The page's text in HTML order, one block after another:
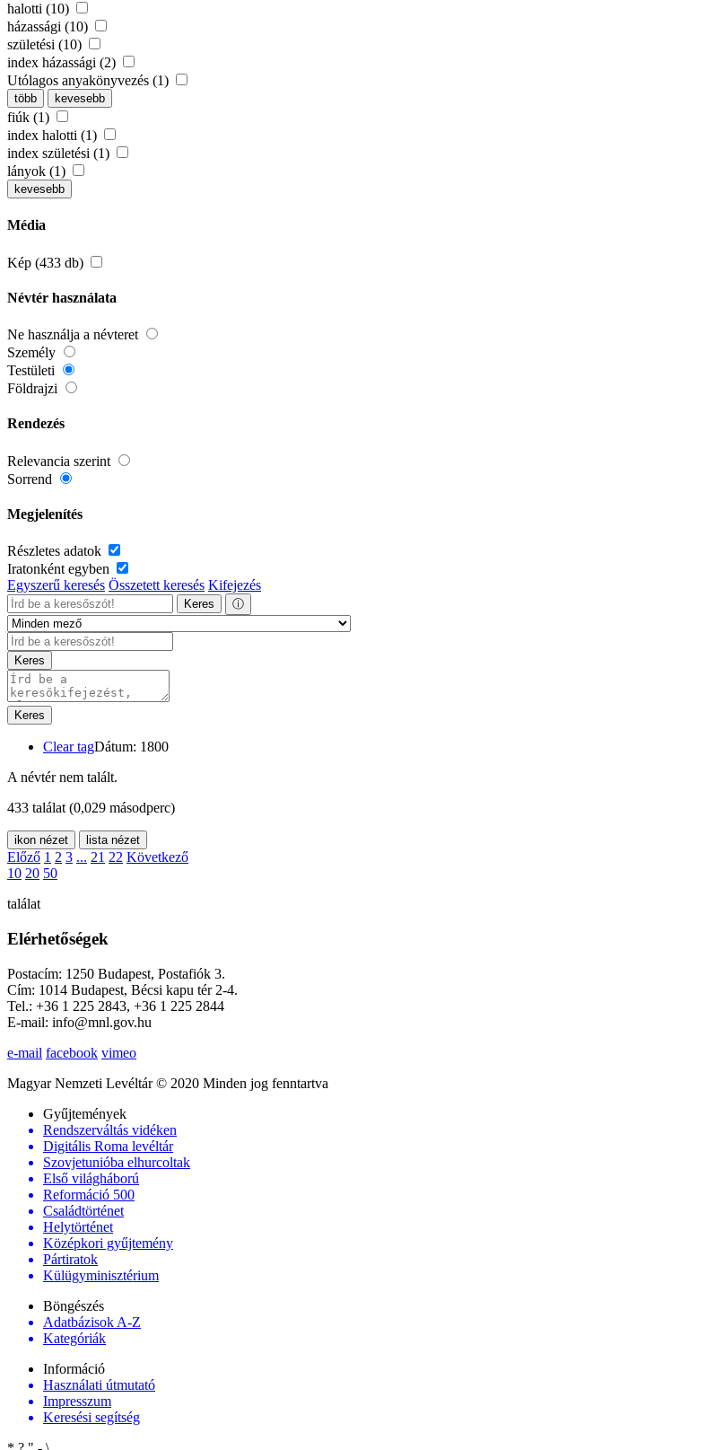
halotti (10)
házassági (10)
születési (10)
index házassági (2)
Utólagos anyakönyvezés (1)
több kevesebb
fiúk (1)
index halotti (1)
index születési (1)
lányok (1)
kevesebb
Média
Kép (433 db)
Névtér használata
Ne használja a névteret
Személy
Testületi
Földrajzi
Rendezés
Relevancia szerint
Sorrend
Megjelenítés
Részletes adatok
Iratonként egyben
Egyszerű keresés Összetett keresés Kifejezés
Keres ⓘ
Keres
Keres
Clear tagDátum: 1800
A névtér nem talált.
433 találat (0,029 másodperc)
ikon nézet lista nézet
Előző 1 2 3 ... 21 22 Következő
10 20 50
találat
Elérhetőségek
Postacím: 1250 Budapest, Postafiók 3.
Cím: 1014 Budapest, Bécsi kapu tér 2-4.
Tel.: +36 1 225 2843, +36 1 225 2844
E-mail: info@mnl.gov.hu
e-mail facebook vimeo
Magyar Nemzeti Levéltár © 2020 Minden jog fenntartva
Gyűjtemények
Rendszerváltás vidéken
Digitális Roma levéltár
Szovjetunióba elhurcoltak
Első világháború
Reformáció 500
Családtörténet
Helytörténet
Középkori gyűjtemény
Pártiratok
Külügyminisztérium
Böngészés
Adatbázisok A-Z
Kategóriák
Információ
Használati útmutató
Impresszum
Keresési segítség